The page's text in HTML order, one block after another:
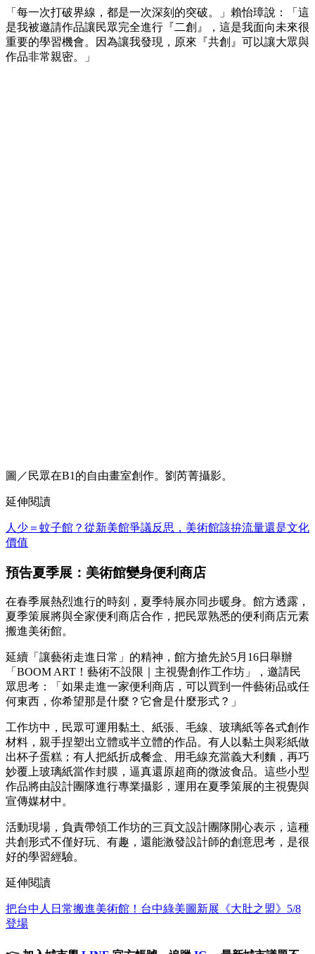
「每一次打破界線，都是一次深刻的突破。」賴怡璋說：「這
是我被邀請作品讓民眾完全進行『二創』，這是我面向未來很
重要的學習機會。因為讓我發現，原來『共創』可以讓大眾與
作品非常親密。」
圖／民眾在B1的自由畫室創作。劉芮菁攝影。
延伸閱讀
人少＝蚊子館？從新美館爭議反思，美術館該拚流量還是文化
價值
預告夏季展：美術館變身便利商店
在春季展熱烈進行的時刻，夏季特展亦同步暖身。館方透露，
夏季策展將與全家便利商店合作，把民眾熟悉的便利商店元素
搬進美術館。
延續「讓藝術走進日常」的精神，館方搶先於5月16日舉辦
「BOOM ART！藝術不設限｜主視覺創作工作坊」，邀請民
眾思考：「如果走進一家便利商店，可以買到一件藝術品或任
何東西，你希望那是什麼？它會是什麼形式？」
工作坊中，民眾可運用黏土、紙張、毛線、玻璃紙等各式創作
材料，親手捏塑出立體或半立體的作品。有人以黏土與彩紙做
出杯子蛋糕；有人把紙折成餐盒、用毛線充當義大利麵，再巧
妙覆上玻璃紙當作封膜，逼真還原超商的微波食品。這些小型
作品將由設計團隊進行專業攝影，運用在夏季策展的主視覺與
宣傳媒材中。
活動現場，負責帶領工作坊的三頁文設計團隊開心表示，這種
共創形式不僅好玩、有趣，還能激發設計師的創意思考，是很
好的學習經驗。
延伸閱讀
把台中人日常搬進美術館！台中綠美圖新展《大肚之盟》5/8
登場